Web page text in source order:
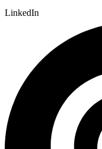
LinkedIn